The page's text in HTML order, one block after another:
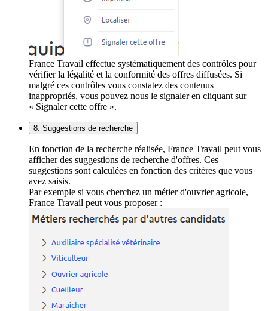
France Travail effectue systématiquement des contrôles pour
vérifier la légalité et la conformité des offres diffusées. Si
malgré ces contrôles vous constatez des contenus
inappropriés, vous pouvez nous le signaler en cliquant sur
« Signaler cette offre ».
8. Suggestions de recherche
En fonction de la recherche réalisée, France Travail peut vous
afficher des suggestions de recherche d'offres. Ces
suggestions sont calculées en fonction des critères que vous
avez saisis.
Par exemple si vous cherchez un métier d'ouvrier agricole,
France Travail peut vous proposer :